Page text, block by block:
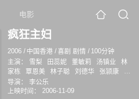
电影
疯狂主妇
2006 / 中国香港 /喜剧 剧情 / 100分钟
主演：
雪梨 田蕊妮 董敏莉 汤镇业
林
家栋
覃恩美 林子聪 刘德华 张颕康
杨
健惠
导演：
李公乐
上映时间：
2006-11-09